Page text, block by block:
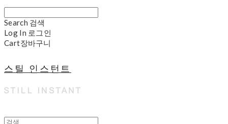
Search 검색
Log In 로그인
Cart장바구니
스틸 인스턴트